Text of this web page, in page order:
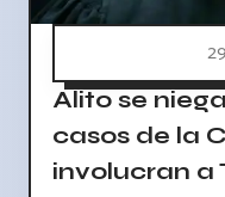
Alito se
casos de la
involucran a